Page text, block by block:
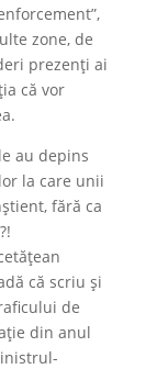
zone, de
prezenţi ai
că vor
au depins
la care unii
fără ca
că scriu şi
de
din anul